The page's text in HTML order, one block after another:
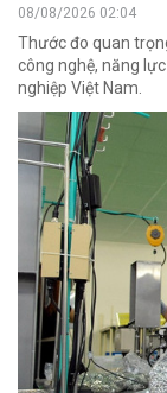
08/08/2026 02:04
Thước đo quan
công nghệ, năng
nghiệp Việt Nam.